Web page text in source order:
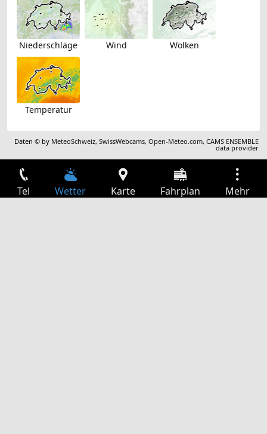
Niederschläge Wind Wolken
Temperatur
Daten © by MeteoSchweiz,SwissWebcams,Open-Meteo.com,CAMS ENSEMBLE
data provider
Tel Wetter Karte Fahrplan Mehr